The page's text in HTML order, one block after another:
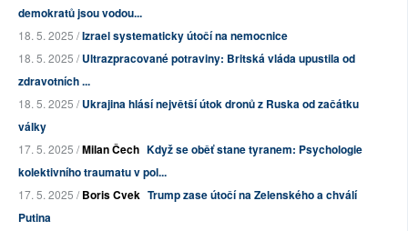
demokratů jsou vodou...
18. 5. 2025 /Izrael systematicky útočí na nemocnice
18. 5. 2025 /Ultrazpracované potraviny: Britská vláda upustila od
zdravotních ...
18. 5. 2025 /Ukrajina hlásí největší útok dronů z Ruska od začátku
války
17. 5. 2025 /Milan Čech Když se oběť stane tyranem: Psychologie
kolektivního traumatu v pol...
17. 5. 2025 /Boris Cvek Trump zase útočí na Zelenského a chválí
Putina